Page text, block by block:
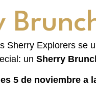
Sherry Explorers se
un Sherry
5 de noviembre a